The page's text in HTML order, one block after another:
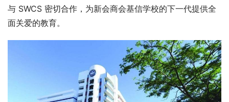
与 SWCS 密切合作，为新会商会基信学校的下一代提供全
面关爱的教育。